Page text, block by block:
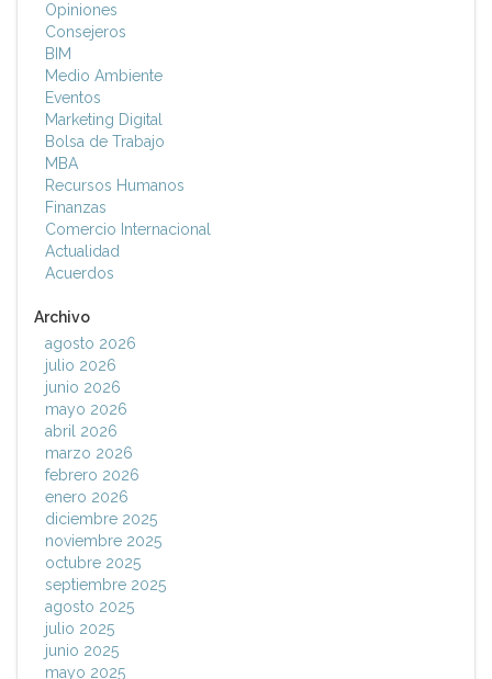
Opiniones
Consejeros
BIM
Medio Ambiente
Eventos
Marketing Digital
Bolsa de Trabajo
MBA
Recursos Humanos
Finanzas
Comercio Internacional
Actualidad
Acuerdos
Archivo
agosto 2026
julio 2026
junio 2026
mayo 2026
abril 2026
marzo 2026
febrero 2026
enero 2026
diciembre 2025
noviembre 2025
octubre 2025
septiembre 2025
agosto 2025
julio 2025
junio 2025
mayo 2025